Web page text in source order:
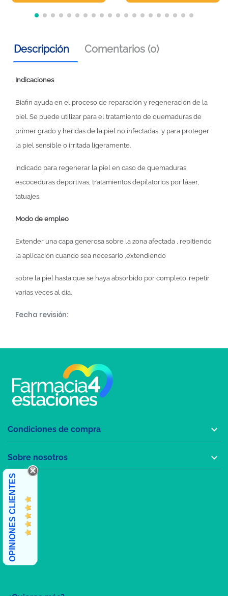
Descripción Comentarios (0)
Indicaciones
Biafin ayuda en el proceso de reparación y regeneración de la
piel. Se puede utilizar para el tratamiento de quemaduras de
primer grado y heridas de la piel no infectadas, y para proteger
la piel sensible o irritada ligeramente.
Indicado para regenerar la piel en caso de quemaduras,
escoceduras deportivas, tratamientos depilatorios por láser,
tatuajes.
Modo de empleo
Extender una capa generosa sobre la zona afectada , repitiendo
la aplicación cuando sea necesario ,extendiendo
sobre la piel hasta que se haya absorbido por completo. repetir
varias veces al día.
Fecha revisión:
Condiciones de compra 
Sobre nosotros 
OPINIONES CLIENTES